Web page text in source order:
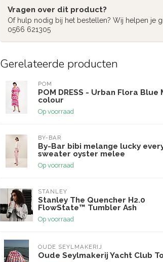
Vragen over dit product?
Of hulp nodig bij het bestellen? Wij helpen je
0566 621305
Gerelateerde producten
POM
POM DRESS - Urban Flora Blue
colour
Op voorraad
BY-BAR
By-Bar bibi melange lucky
sweater oyster melee
Op voorraad
STANLEY
Stanley The Quencher H2.0
FlowState™ Tumbler Ash
Op voorraad
OUDE SEYLMAKERIJ
Oude Seylmakerij Yacht Club